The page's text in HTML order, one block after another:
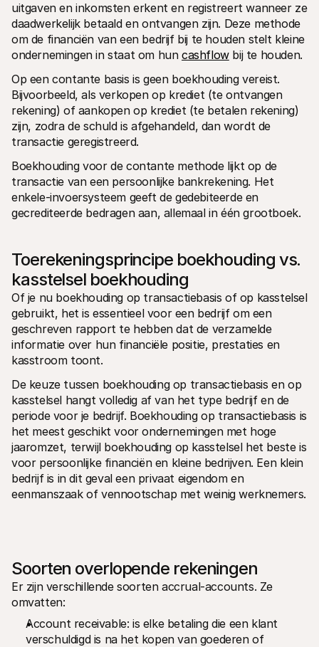
uitgaven en inkomsten erkent en registreert wanneer ze
daadwerkelijk betaald en ontvangen zijn. Deze methode
om de financiën van een bedrijf bij te houden stelt kleine
ondernemingen in staat om hun cashflow bij te houden.
Op een contante basis is geen boekhouding vereist.
Bijvoorbeeld, als verkopen op krediet (te ontvangen
rekening) of aankopen op krediet (te betalen rekening)
zijn, zodra de schuld is afgehandeld, dan wordt de
transactie geregistreerd.
Boekhouding voor de contante methode lijkt op de
transactie van een persoonlijke bankrekening. Het
enkele-invoersysteem geeft de gedebiteerde en
gecrediteerde bedragen aan, allemaal in één grootboek.
Toerekeningsprincipe boekhouding vs.
kasstelsel boekhouding
Of je nu boekhouding op transactiebasis of op kasstelsel
gebruikt, het is essentieel voor een bedrijf om een
geschreven rapport te hebben dat de verzamelde
informatie over hun financiële positie, prestaties en
kasstroom toont.
De keuze tussen boekhouding op transactiebasis en op
kasstelsel hangt volledig af van het type bedrijf en de
periode voor je bedrijf. Boekhouding op transactiebasis is
het meest geschikt voor ondernemingen met hoge
jaaromzet, terwijl boekhouding op kasstelsel het beste is
voor persoonlijke financiën en kleine bedrijven. Een klein
bedrijf is in dit geval een privaat eigendom en
eenmanszaak of vennootschap met weinig werknemers.
Soorten overlopende rekeningen
Er zijn verschillende soorten accrual-accounts. Ze
omvatten:
Account receivable: is elke betaling die een klant
verschuldigd is na het kopen van goederen of